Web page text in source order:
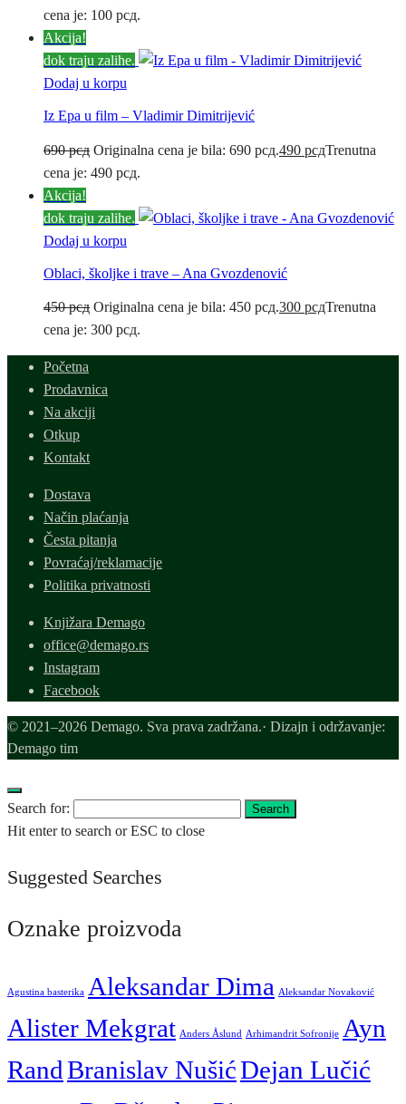
cena je: 100 рсд.
Akcija!
dok traju zalihe.
Dodaj u korpu
Iz Epa u film – Vladimir Dimitrijević
690рсд Originalna cena je bila: 690 рсд.490 рсдTrenutna
cena je: 490 рсд.
Akcija!
dok traju zalihe.
Dodaj u korpu
Oblaci, školjke i trave – Ana Gvozdenović
450рсд Originalna cena je bila: 450 рсд.300 рсдTrenutna
cena je: 300 рсд.
Početna
Prodavnica
Na akciji
Otkup
Kontakt
Dostava
Način plaćanja
Česta pitanja
Povraćaj/reklamacije
Politika privatnosti
Knjižara Demago
office@demago.rs
Instagram
Facebook
© 2021–2026 Demago. Sva prava zadržana.· Dizajn i održavanje:
Demago tim
Search for: Search
Hit enter to search or ESC to close
Suggested Searches
Oznake proizvoda
Agustina basterika Aleksandar Dima Aleksandar Novaković
Alister Mekgrat Anders Åslund Arhimandrit Sofronije Ayn
RandBranislav NušićDejan Lučić